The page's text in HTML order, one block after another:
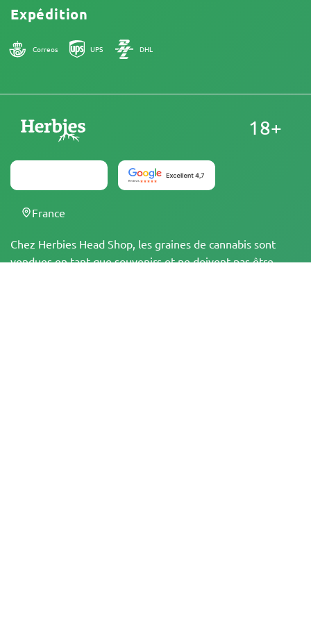
Expédition
Correos UPS DHL
Chez Herbies Head Shop, les graines de cannabis sont
vendues en tant que souvenirs et ne doivent pas être
18+
France